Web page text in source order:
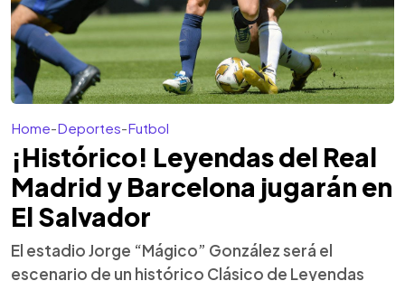
Home-Deportes-Futbol
¡Histórico! Leyendas del Real
Madrid y Barcelona jugarán en
El Salvador
El estadio Jorge “Mágico” González será el
escenario de un histórico Clásico de Leyendas